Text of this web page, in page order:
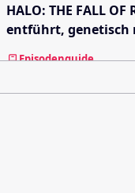
HALO: THE FALL
entführt, genetisch
Episodenguide